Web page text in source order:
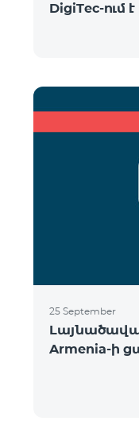
DigiTec-ում է
25 September
Armenia-ի